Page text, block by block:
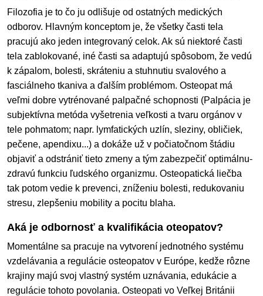
Filozofia je to čo ju odlišuje od ostatných medických
odborov. Hlavným konceptom je, že všetky časti tela
pracujú ako jeden integrovaný celok. Ak sú niektoré časti
tela zablokované, iné časti sa adaptujú spôsobom, že vedú
k zápalom, bolesti, skráteniu a stuhnutiu svalového a
fasciálneho tkaniva a ďalším problémom. Osteopat má
veľmi dobre vytrénované palpačné schopnosti (Palpácia je
subjektívna metóda vyšetrenia veľkosti a tvaru orgánov v
tele pohmatom; napr. lymfatických uzlín, sleziny, obličiek,
pečene, apendixu...) a dokáže už v počiatočnom štádiu
objaviť a odstrániť tieto zmeny a tým zabezpečiť optimálnu-
zdravú funkciu ľudského organizmu. Osteopatická liečba
tak potom vedie k prevenci, zníženiu bolesti, redukovaniu
stresu, zlepšeniu mobility a pocitu blaha.
Aká je odbornosť a kvalifikácia oteopatov?
Momentálne sa pracuje na vytvorení jednotného systému
vzdelávania a regulácie osteopatov v Európe, kedže rôzne
krajiny majú svoj vlastný systém uznávania, edukácie a
regulácie tohoto povolania. Osteopati vo Veľkej Británii